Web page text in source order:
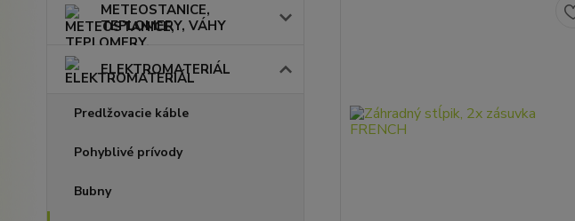
METEOSTANICE,
TEPLOMERY, VÁHY
ELEKTROMATERIÁL
Predlžovacie káble
Pohyblivé prívody
Bubny